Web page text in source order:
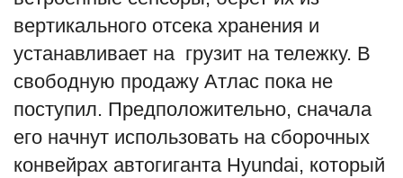
вертикального отсека хранения и
устанавливает на грузит на тележку. В
свободную продажу Атлас пока не
поступил. Предположительно, сначала
его начнут использовать на сборочных
конвейрах автогиганта Hyundai, который